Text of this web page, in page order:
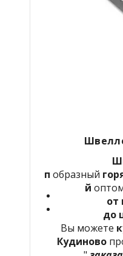
п образный
й
от
до
Вы можете
Кудиново